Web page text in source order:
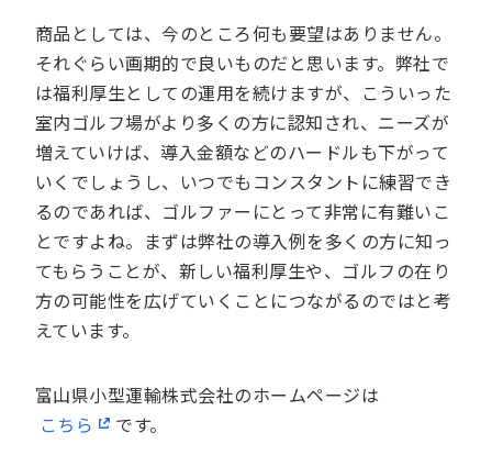
商品としては、今のところ何も要望はありません。
それぐらい画期的で良いものだと思います。弊社で
は福利厚生としての運用を続けますが、こういった
室内ゴルフ場がより多くの方に認知され、ニーズが
増えていけば、導入金額などのハードルも下がって
いくでしょうし、いつでもコンスタントに練習でき
るのであれば、ゴルファーにとって非常に有難いこ
とですよね。まずは弊社の導入例を多くの方に知っ
てもらうことが、新しい福利厚生や、ゴルフの在り
方の可能性を広げていくことにつながるのではと考
えています。
富山県小型運輸株式会社のホームページは
こちら
です。